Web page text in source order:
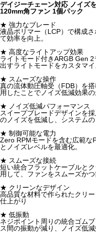
デイジーチェーン対応 ノイズ
120mm角ファン 1個パック
★ 強力なブレード
液晶ポリマー（LCP）で構成
て効率を向上。
★ 高度なライトアップ効果
ライトモード付きARGB Gen
出すライトモードをカスタマ
★ スムーズな操作
真の流体動圧軸受（FDB）を
用したことでノイズ低減効果の
★ ノイズ低減パフォーマンス
スイープブレードデザインを
のノイズを低減し、システム
★ 制御可能な電力
Zero RPMモードを含む広範な
とノイズレベルを最適化。
★ スムーズな接続
短い統合フラットケーブルと
用して、ファンをスムーズか
★ クリーンなデザイン
高品質な材料で作られたクリ
仕上がり
★ 低振動
ネジポイント周りの統合ゴム
ス間の振動が減り、ノイズ低減